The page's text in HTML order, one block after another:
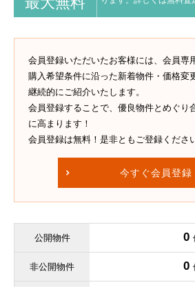
会員登録いただいたお客様には、会員専
購入希望条件に沿った新着物件・価格変
継続的にご紹介いたします。
会員登録することで、優良物件とめぐり
に高まります！
会員登録は無料！是非ともご登録くださ
今すぐ会員登録
公開物件 0
非公開物件 0